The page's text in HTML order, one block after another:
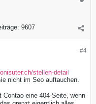
9607
#4
stellen-detail
nicht im Seo auftauchen.
eine 404-Seite, wenn